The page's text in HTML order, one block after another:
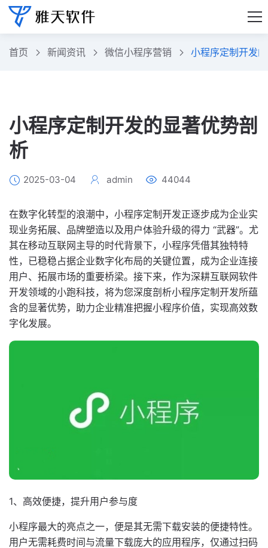
首页 新闻资讯 微信小程序营销 小程序定制开发
小程序定制开发的显著优势剖
析
2025-03-04 admin 44044
在数字化转型的浪潮中，小程序定制开发正逐步成为企业实
现业务拓展、品牌塑造以及用户体验升级的得力 “武器”。尤
其在移动互联网主导的时代背景下，小程序凭借其独特特
性，已稳稳占据企业数字化布局的关键位置，成为企业连接
用户、拓展市场的重要桥梁。接下来，作为深耕互联网软件
开发领域的小跑科技，将为您深度剖析小程序定制开发所蕴
含的显著优势，助力企业精准把握小程序价值，实现高效数
字化发展。
1、高效便捷，提升用户参与度
小程序最大的亮点之一，便是其无需下载安装的便捷特性。
用户无需耗费时间与流量下载庞大的应用程序，仅通过扫码